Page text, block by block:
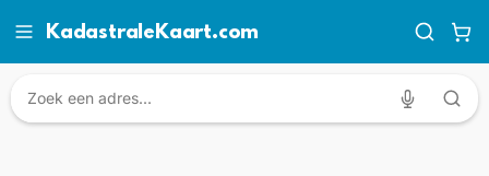
KadastraleKaart.com